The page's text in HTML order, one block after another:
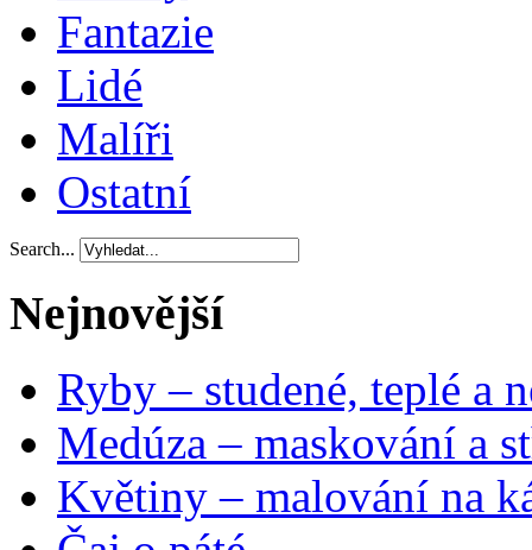
Fantazie
Lidé
Malíři
Ostatní
Search...
Nejnovější
Ryby – studené, teplé a
Medúza – maskování a
Květiny – malování na